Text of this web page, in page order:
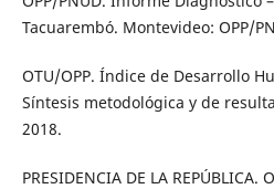
Tacuarembó. Montevideo: OPP/
OTU/OPP. Índice de Desarrollo
Síntesis metodológica y de
2018.
PRESIDENCIA DE LA